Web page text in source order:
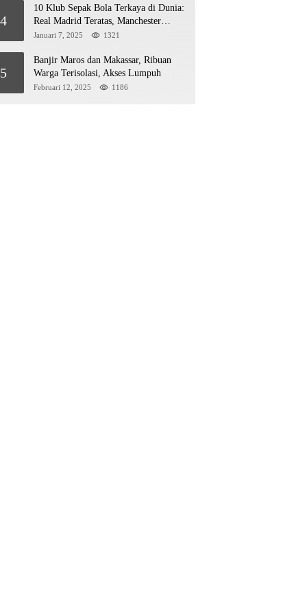
4
10 Klub Sepak Bola Terkaya di Dunia:
Real Madrid Teratas, Manchester
United Mengejar!
Januari 7, 2025 1321
5
Banjir Maros dan Makassar, Ribuan
Warga Terisolasi, Akses Lumpuh
Februari 12, 2025 1186